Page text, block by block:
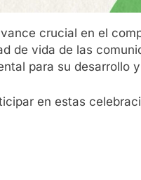
crucial en el
de vida de las
para su desarrollo
en estas